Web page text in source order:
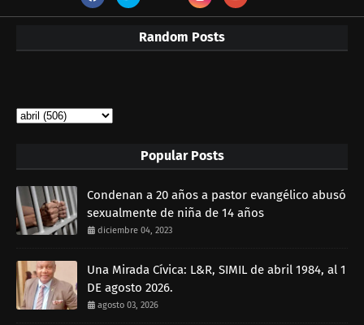
Random Posts
Popular Posts
Condenan a 20 años a pastor evangélico abusó
sexualmente de niña de 14 años
diciembre 04, 2023
Una Mirada Cívica: L&R, SIMIL de abril 1984, al 1
DE agosto 2026.
agosto 03, 2026